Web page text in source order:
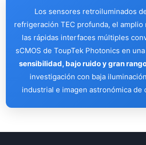
Los sensores retroiluminados
refrigeración TEC profunda, el amplio
las rápidas interfaces múltiples
sCMOS de ToupTek Photonics en
sensibilidad, bajo ruido y gran
investigación con baja
industrial e imagen astronómica de